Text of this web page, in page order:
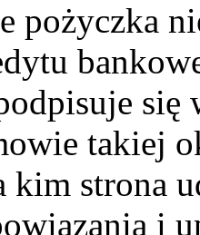
pożyczka
takiej
kim strona
i